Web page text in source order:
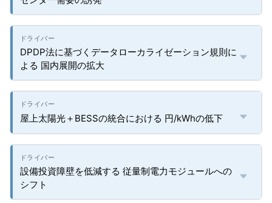
DPDP法に基づくデータローカライゼーション規則に
よる 国内展開の拡大
屋上太陽光＋BESSの統合における 円/kWhの低下
設備投資障壁を低減する 従量制電力モジュールへの
シフト